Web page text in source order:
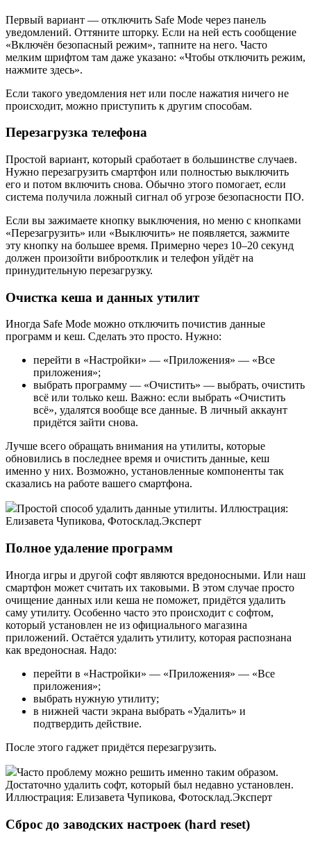
Первый вариант — отключить Safe Mode через панель
уведомлений. Оттяните шторку. Если на ней есть сообщение
«Включён безопасный режим», тапните на него. Часто
мелким шрифтом там даже указано: «Чтобы отключить режим,
нажмите здесь».
Если такого уведомления нет или после нажатия ничего не
происходит, можно приступить к другим способам.
Перезагрузка телефона
Простой вариант, который сработает в большинстве случаев.
Нужно перезагрузить смартфон или полностью выключить
его и потом включить снова. Обычно этого помогает, если
система получила ложный сигнал об угрозе безопасности ПО.
Если вы зажимаете кнопку выключения, но меню с кнопками
«Перезагрузить» или «Выключить» не появляется, зажмите
эту кнопку на большее время. Примерно через 10–20 секунд
должен произойти виброотклик и телефон уйдёт на
принудительную перезагрузку.
Очистка кеша и данных утилит
Иногда Safe Mode можно отключить почистив данные
программ и кеш. Сделать это просто. Нужно:
перейти в «Настройки» — «Приложения» — «Все
приложения»;
выбрать программу — «Очистить» — выбрать, очистить
всё или только кеш. Важно: если выбрать «Очистить
всё», удалятся вообще все данные. В личный аккаунт
придётся зайти снова.
Лучше всего обращать внимания на утилиты, которые
обновились в последнее время и очистить данные, кеш
именно у них. Возможно, установленные компоненты так
сказались на работе вашего смартфона.
Простой способ удалить данные утилиты. Иллюстрация:
Елизавета Чупикова, Фотосклад.Эксперт
Полное удаление программ
Иногда игры и другой софт являются вредоносными. Или наш
смартфон может считать их таковыми. В этом случае просто
очищение данных или кеша не поможет, придётся удалить
саму утилиту. Особенно часто это происходит с софтом,
который установлен не из официального магазина
приложений. Остаётся удалить утилиту, которая распознана
как вредоносная. Надо:
перейти в «Настройки» — «Приложения» — «Все
приложения»;
выбрать нужную утилиту;
в нижней части экрана выбрать «Удалить» и
подтвердить действие.
После этого гаджет придётся перезагрузить.
Часто проблему можно решить именно таким образом.
Достаточно удалить софт, который был недавно установлен.
Иллюстрация: Елизавета Чупикова, Фотосклад.Эксперт
Сброс до заводских настроек (hard reset)